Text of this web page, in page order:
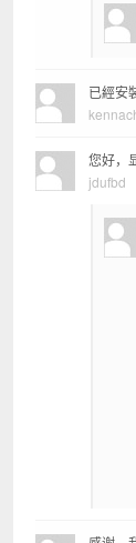
已經安
您好，
jdufbd